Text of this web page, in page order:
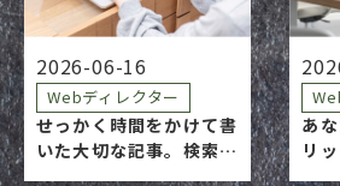
書
な
サイトに載っていたネ…
あ
リ
2026-06-16
Webディレクター
せっかく時間をかけて書
いた大切な記事。検索結